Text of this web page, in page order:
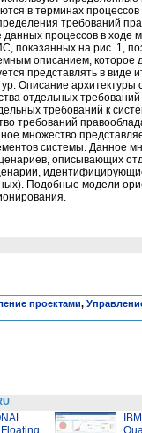
в терминах процессов
требований
процессов в ходе
на рис. 1,
описанием,
представлять в виде
Описание
отдельных требований
требований к
требований
множество
системы. Данное
описывающих
Подобные модели
проектами,